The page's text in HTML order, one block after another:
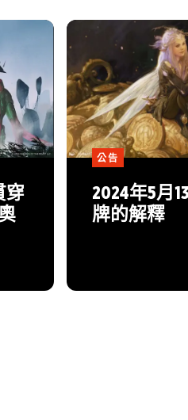
穿
公告
2024年5月
牌的解釋